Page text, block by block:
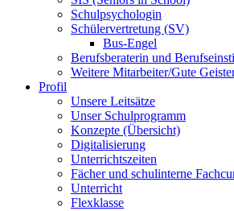
Schulpsychologin
Schülervertretung (SV)
Bus-Engel
Berufsberaterin und
Weitere Mitarbeiter/Gute
Profil
Unsere Leitsätze
Unser Schulprogramm
Konzepte (Übersicht)
Digitalisierung
Unterrichtszeiten
Fächer und schulinterne
Unterricht
Flexklasse